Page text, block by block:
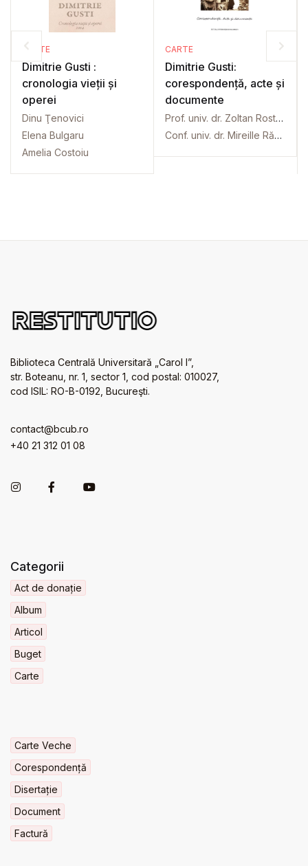
CARTE
Dimitrie Gusti :
cronologia vieții și
operei
Dinu Ţenovici
Elena Bulgaru
Amelia Costoiu
CARTE
Dimitrie Gusti:
corespondență, acte și
documente
Prof. univ. dr. Zoltan Rostas
Conf. univ. dr. Mireille Rădoi
Biblioteca Centrală Universitară „Carol I”,
str. Boteanu, nr. 1, sector 1, cod postal: 010027,
cod ISIL: RO-B-0192, Bucureşti.
contact@bcub.ro
+40 21 312 01 08
Categorii
Act de donație
Album
Articol
Buget
Carte
Carte Veche
Corespondență
Disertație
Document
Factură